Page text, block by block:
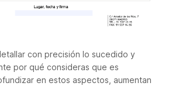
con precisión lo sucedido y
por qué consideras que es
en estos aspectos, aumentan